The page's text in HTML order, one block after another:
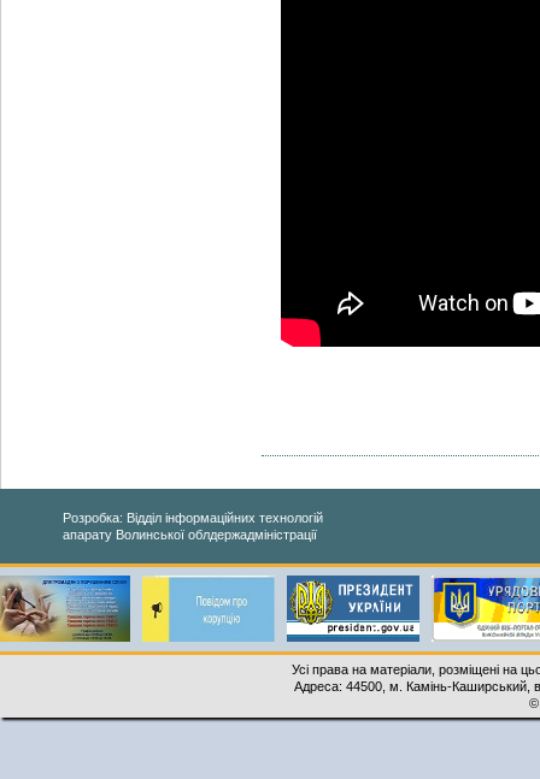
Розробка: Відділ інформаційних технологій
апарату Волинської облдержадміністрації
Усі права на матеріали, розміщені на
Адреса: 44500, м. Камінь-Каширський,
©